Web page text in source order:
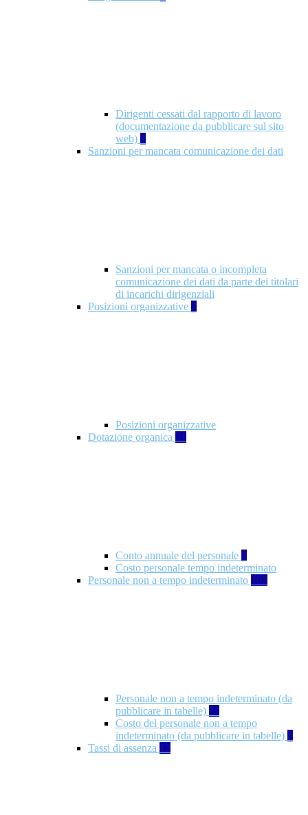
Dirigenti cessati dal rapporto di lavoro
(documentazione da pubblicare sul sito
web) 1
Sanzioni per mancata comunicazione dei dati
Sanzioni per mancata o incompleta
comunicazione dei dati da parte dei titolari
di incarichi dirigenziali
Posizioni organizzative 1
Posizioni organizzative
Dotazione organica 21
Conto annuale del personale 8
Costo personale tempo indeterminato
Personale non a tempo indeterminato 105
Personale non a tempo indeterminato (da
pubblicare in tabelle) 11
Costo del personale non a tempo
indeterminato (da pubblicare in tabelle) 8
Tassi di assenza 12